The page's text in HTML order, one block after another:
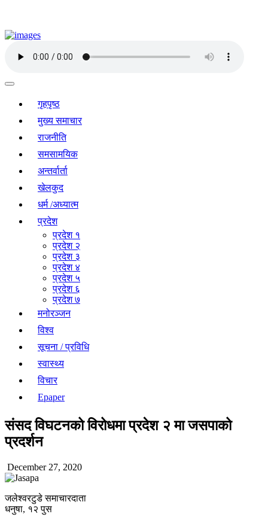
गृहपृष्ठ
मुख्य समाचार
राजनीति
समसामयिक
अन्तर्वार्ता
खेलकुद
धर्म /अध्यात्म
प्रदेश
प्रदेश १
प्रदेश २
प्रदेश ३
प्रदेश ४
प्रदेश ५
प्रदेश ६
प्रदेश ७
मनोरञ्जन
विश्व
सूचना / प्रविधि
स्वास्थ्य
विचार
Epaper
संसद विघटनको विरोधमा प्रदेश २ मा जसपाको
प्रदर्शन
December 27, 2020
जलेश्वरटुडे समाचारदाता
धनुषा, १२ पुस